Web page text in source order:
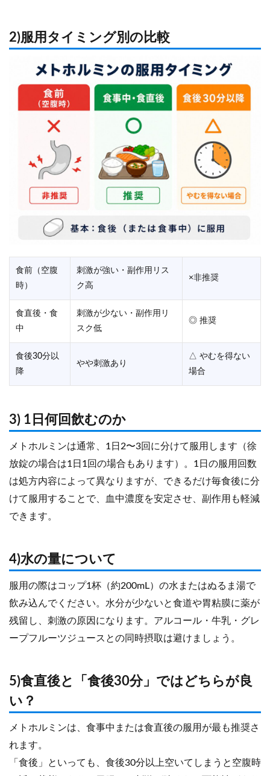
2)服用タイミング別の比較
食前（空腹
時）
刺激が強い・副作用リス
ク高
×非推奨
食直後・食
中
刺激が少ない・副作用リ
スク低
◎ 推奨
食後30分以
降
やや刺激あり
△ やむを得ない
場合
3) 1日何回飲むのか
メトホルミンは通常、1日2〜3回に分けて服用します（徐
放錠の場合は1日1回の場合もあります）。1日の服用回数
は処方内容によって異なりますが、できるだけ毎食後に分
けて服用することで、血中濃度を安定させ、副作用も軽減
できます。
4)水の量について
服用の際はコップ1杯（約200mL）の水またはぬるま湯で
飲み込んでください。水分が少ないと食道や胃粘膜に薬が
残留し、刺激の原因になります。アルコール・牛乳・グレ
ープフルーツジュースとの同時摂取は避けましょう。
5)食直後と「食後30分」ではどちらが良
い？
メトホルミンは、食事中または食直後の服用が最も推奨さ
れます。
「食後」といっても、食後30分以上空いてしまうと空腹時